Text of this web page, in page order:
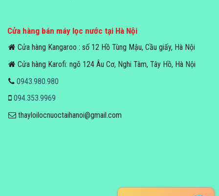
Cửa hàng bán máy lọc nước tại Hà Nội
Cửa hàng Kangaroo : số 12 Hồ Tùng Mậu, Cầu giấy, Hà Nội
Cửa hàng Karofi: ngõ 124 Âu Cơ, Nghi Tàm, Tây Hồ, Hà Nội
0943.980.980
094.353.9969
thayloilocnuoctaihanoi@gmail.com